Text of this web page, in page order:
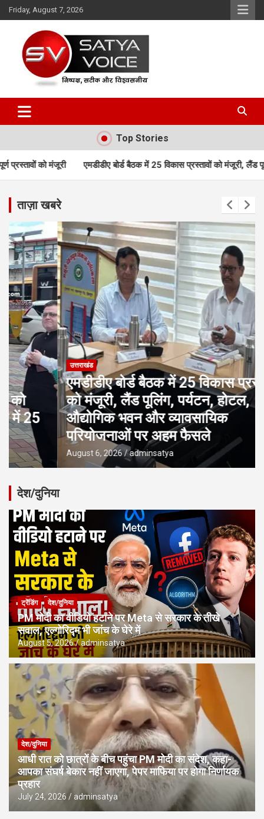
Skip
to
Friday, August 7, 2026
Satya Voice
Top Stories
एमडीडीए बोर्ड बैठक में 25 विकास प्रस्तावों को मंजूरी, लैंड पूलिंग, पर्यटन, होटल,
ताज़ा खबरे
उत्तराखंड
एमडीडीए बोर्ड बैठक में 25 विकास प्रस्तावों
को मंजूरी, लैंड पूलिंग, पर्यटन, होटल,
औद्योगिक भवन और व्यावसायिक
परियोजनाओं पर अहम फैसले
August 6, 2026 adminsatya
देश/दुनिया
ट्रेंडिंग देश/दुनिया
PM मोदी का वीडियो हटाने पर Meta से सरकार के तीखे
सवाल, एल्गोरिद्म भी जांच के घेरे में
August 5, 2026 adminsatya
देश/दुनिया
आधी रात को छात्रों के बीच पहुंचा PM मोदी का संदेश, कहा-
आपका संघर्ष बेकार नहीं जाएगा, पेपर माफिया पर होगा निर्णायक
प्रहार
July 24, 2026 adminsatya